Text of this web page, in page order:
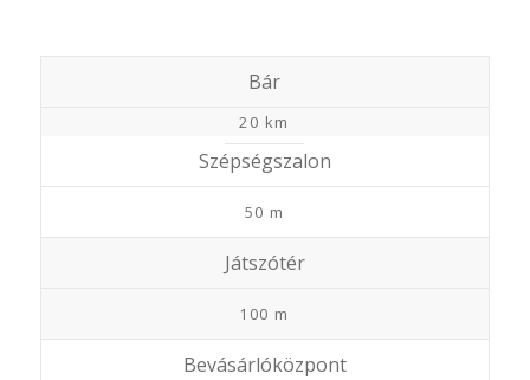
Bár
20 km
Szépségszalon
50 m
Játszótér
100 m
Bevásárlóközpont